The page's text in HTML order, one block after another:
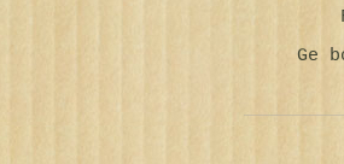
Ge